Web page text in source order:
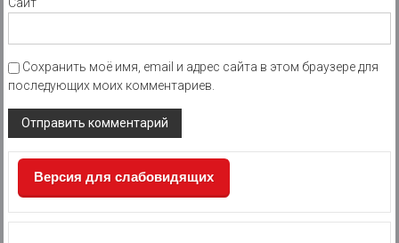
Сохранить моё имя, email и адрес сайта в этом браузере для
последующих моих комментариев.
Версия для слабовидящих